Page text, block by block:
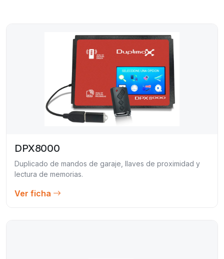
DPX8000
Duplicado de mandos de garaje, llaves de proximidad y
lectura de memorias.
Ver ficha